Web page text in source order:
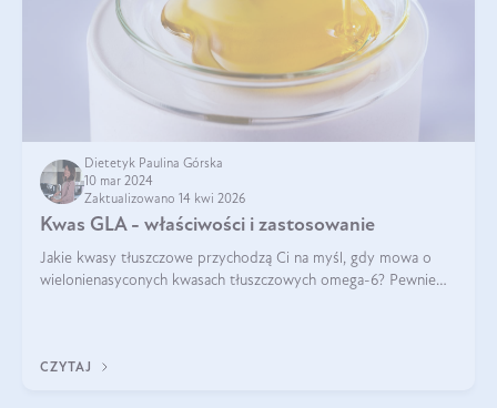
Dietetyk Paulina Górska
10 mar 2024
Zaktualizowano 14 kwi 2026
Kwas GLA - właściwości i zastosowanie
Jakie kwasy tłuszczowe przychodzą Ci na myśl, gdy mowa o
wielonienasyconych kwasach tłuszczowych omega-6? Pewnie
CZYTAJ